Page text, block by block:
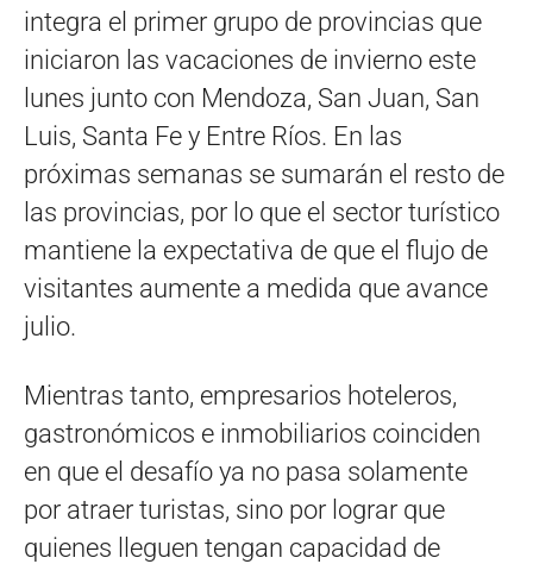
integra el primer grupo de provincias que
iniciaron las vacaciones de invierno este
lunes junto con Mendoza, San Juan, San
Luis, Santa Fe y Entre Ríos. En las
próximas semanas se sumarán el resto de
las provincias, por lo que el sector turístico
mantiene la expectativa de que el flujo de
visitantes aumente a medida que avance
julio.
Mientras tanto, empresarios hoteleros,
gastronómicos e inmobiliarios coinciden
en que el desafío ya no pasa solamente
por atraer turistas, sino por lograr que
quienes lleguen tengan capacidad de